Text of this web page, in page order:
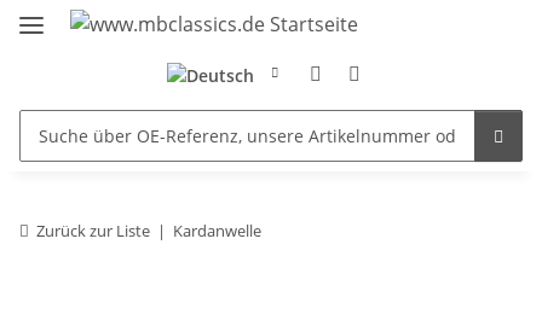
Zurück zur Liste Kardanwelle